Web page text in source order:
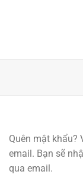
Quên mật khẩu?
email. Bạn sẽ
qua email.